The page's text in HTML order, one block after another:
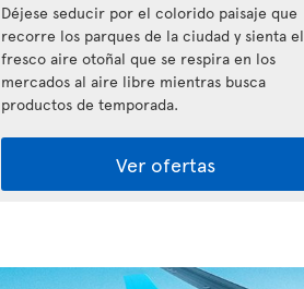
Déjese seducir por el colorido paisaje que
recorre los parques de la ciudad y sienta el
fresco aire otoñal que se respira en los
mercados al aire libre mientras busca
productos de temporada.
Ver ofertas